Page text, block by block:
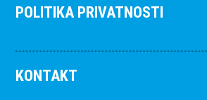
POLITIKA PRIVATNOSTI
KONTAKT